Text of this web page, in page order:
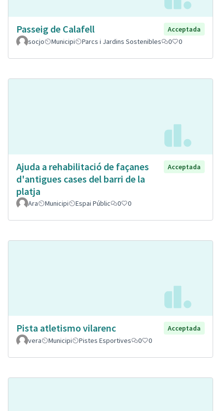
Passeig de Calafell
Acceptada
socjo
Municipi Parcs i Jardins Sostenibles 0 0
Ajuda a rehabilitació de façanes
d'antigues cases del barri de la
platja
Acceptada
Ara Municipi Espai Públic 0 0
Pista atletismo vilarenc
Acceptada
vera
Municipi Pistes Esportives 0 0